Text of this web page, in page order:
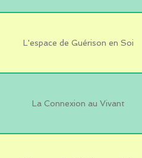
L'espace de Guérison en Soi
La Connexion au Vivant